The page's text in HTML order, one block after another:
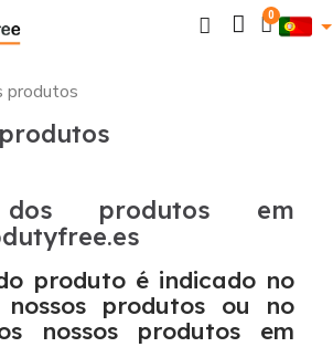
produtos
dos produtos em
produto é indicado no
produtos ou no
nossos produtos em